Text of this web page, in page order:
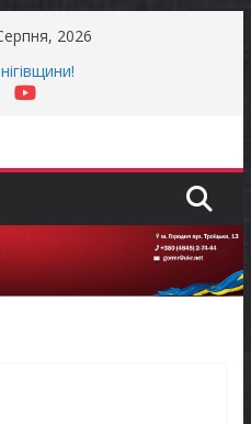
2026
уже можуть
за товари, придбані
Ради України з
опитування щодо
з інвалідністю на працю